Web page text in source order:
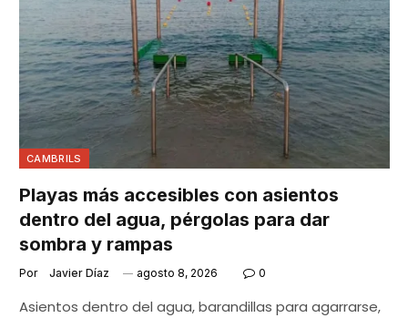
CAMBRILS
Playas más accesibles con asientos
dentro del agua, pérgolas para dar
sombra y rampas
Por Javier Díaz agosto 8, 2026 0
Asientos dentro del agua, barandillas para agarrarse,